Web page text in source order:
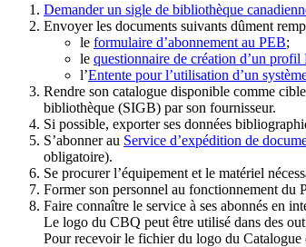
Demander un sigle de bibliothèque
Envoyer les documents suivants dûment
le formulaire d’abonnement au PEB;
le questionnaire de création d’un profil
l’Entente pour l’utilisation d’un
Rendre son catalogue disponible comme
bibliothèque (SIGB) par son fournisseur.
Si possible, exporter ses données
S’abonner au Service d’expédition de
obligatoire).
Se procurer l’équipement et le matériel
Former son personnel au fonctionnement du
Faire connaître le service à ses abonnés en
Le logo du CBQ peut être utilisé dans des
Pour recevoir le fichier du logo du Catalogue